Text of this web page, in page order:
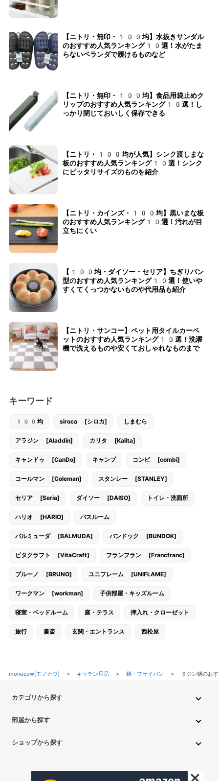
【ニトリ・無印・100均】水抜きサンダル
のおすすめ人気ランキング10選！水がたま
らないベランダで履けるものなど
【ニトリ・無印・100均】食品用袋止めク
リップのおすすめ人気ランキング10選！し
っかり閉じておいしく保存できる
【ニトリ・100均が人気】シンク渡しまな
板のおすすめ人気ランキング10選！シンク
にピッタリサイズのものを紹介
【ニトリ・カインズ・100均】黒いまな板
のおすすめ人気ランキング10選！汚れが目
立ちにくい
【100均・ダイソー・セリア】ちぎりパン
型のおすすめ人気ランキング10選！使いや
すくてくっつかないものや代用品も紹介
【ニトリ・サンコー】ペット用タイルカーペ
ットのおすすめ人気ランキング10選！洗濯
機で洗えるものや安くておしゃれなものまで
キーワード
100均 siroca [シロカ] しまむら
アラジン [Aladdin] カリタ [Kalita]
キャンドゥ [CanDo] キャンプ コンビ [combi]
コールマン [Coleman] スタンレー [STANLEY]
セリア [Seria] ダイソー [DAISO] トイレ・洗面所
ハリオ [HARIO] バスルーム
バルミューダ [BALMUDA] バンドック [BUNDOK]
ビタクラフト [VitaCraft] フランフラン [Francfranc]
ブルーノ [BRUNO] ユニフレーム [UNIFLAME]
ワークマン [workman] 子供部屋・キッズルーム
寝室・ベッドルーム 庭・テラス 押入れ・クローゼット
旅行 書斎 玄関・エントランス 西松屋
monocow[モノカウ] > キッチン用品> 鍋・フライパン > タジン鍋のお
カテゴリから探す
ペット用品 ベビー・キッズ
部屋から探す
ショップから探す